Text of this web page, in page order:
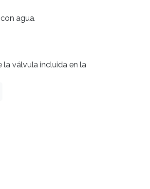
agua.
la válvula incluida en la